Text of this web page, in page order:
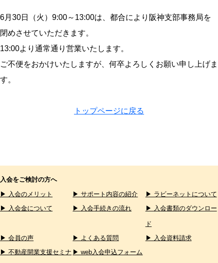
6月30日（火）9:00～13:00は、都合により阪神支部事務局を
閉めさせていただきます。
13:00より通常通り営業いたします。
ご不便をおかけいたしますが、何卒よろしくお願い申し上げま
す。
トップページに戻る
入会をご検討の方へ
▶ 入会のメリット
▶ サポート内容の紹介
▶ ラビーネットについて
▶ 入会金について
▶ 入会手続きの流れ ▶ 入会書類のダウンロー
ド
▶ 会員の声
▶ よくある質問
▶ 入会資料請求
▶ 不動産開業支援セミナ ▶ web入会申込フォーム